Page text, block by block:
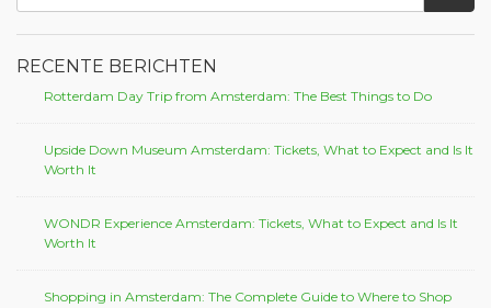
RECENTE BERICHTEN
Rotterdam Day Trip from Amsterdam: The Best Things to Do
Upside Down Museum Amsterdam: Tickets, What to Expect and Is It
Worth It
WONDR Experience Amsterdam: Tickets, What to Expect and Is It
Worth It
Shopping in Amsterdam: The Complete Guide to Where to Shop